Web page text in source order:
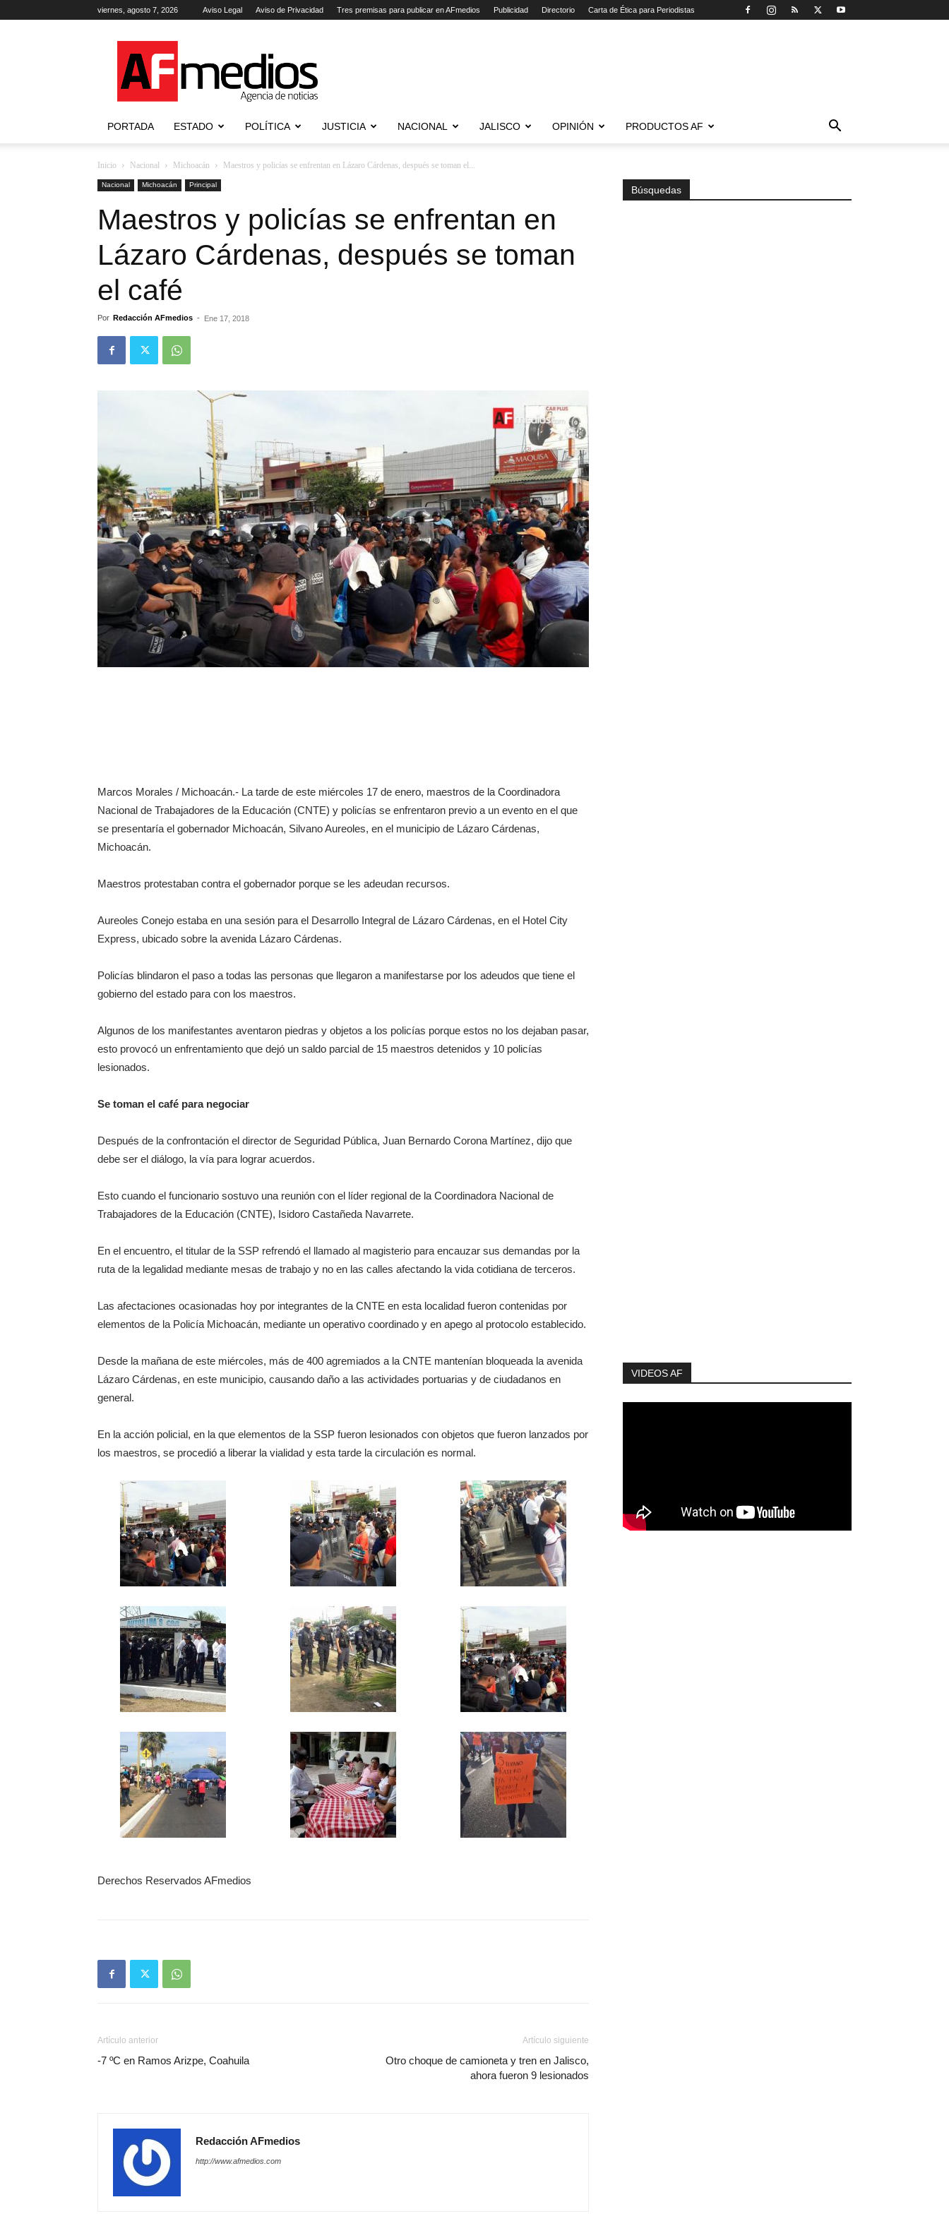
viernes, agosto 7, 2026 Aviso Legal Aviso de Privacidad Tres premisas para publicar en AFmedios Publicidad Directorio Carta de Ética para Periodistas
Agencia
de
Noticias
PORTADA ESTADO POLÍTICA JUSTICIA NACIONAL JALISCO OPINIÓN PRODUCTOS AF
Inicio Nacional Michoacán Maestros y policías se enfrentan en Lázaro Cárdenas, después se toman el...
Nacional Michoacán Principal
Maestros y policías se enfrentan en
Lázaro Cárdenas, después se toman
el café
Por Redacción AFmedios - Ene 17, 2018
Marcos Morales / Michoacán.- La tarde de este miércoles 17 de enero, maestros de la Coordinadora
Nacional de Trabajadores de la Educación (CNTE) y policías se enfrentaron previo a un evento en el que
se presentaría el gobernador Michoacán, Silvano Aureoles, en el municipio de Lázaro Cárdenas,
Michoacán.
Maestros protestaban contra el gobernador porque se les adeudan recursos.
Aureoles Conejo estaba en una sesión para el Desarrollo Integral de Lázaro Cárdenas, en el Hotel City
Express, ubicado sobre la avenida Lázaro Cárdenas.
Policías blindaron el paso a todas las personas que llegaron a manifestarse por los adeudos que tiene el
gobierno del estado para con los maestros.
Algunos de los manifestantes aventaron piedras y objetos a los policías porque estos no los dejaban pasar,
esto provocó un enfrentamiento que dejó un saldo parcial de 15 maestros detenidos y 10 policías
lesionados.
Se toman el café para negociar
Después de la confrontación el director de Seguridad Pública, Juan Bernardo Corona Martínez, dijo que
debe ser el diálogo, la vía para lograr acuerdos.
Esto cuando el funcionario sostuvo una reunión con el líder regional de la Coordinadora Nacional de
Trabajadores de la Educación (CNTE), Isidoro Castañeda Navarrete.
En el encuentro, el titular de la SSP refrendó el llamado al magisterio para encauzar sus demandas por la
ruta de la legalidad mediante mesas de trabajo y no en las calles afectando la vida cotidiana de terceros.
Las afectaciones ocasionadas hoy por integrantes de la CNTE en esta localidad fueron contenidas por
elementos de la Policía Michoacán, mediante un operativo coordinado y en apego al protocolo establecido.
Desde la mañana de este miércoles, más de 400 agremiados a la CNTE mantenían bloqueada la avenida
Lázaro Cárdenas, en este municipio, causando daño a las actividades portuarias y de ciudadanos en
general.
En la acción policial, en la que elementos de la SSP fueron lesionados con objetos que fueron lanzados por
los maestros, se procedió a liberar la vialidad y esta tarde la circulación es normal.
Derechos Reservados AFmedios
Artículo anterior
-7 ºC en Ramos Arizpe, Coahuila
Artículo siguiente
Otro choque de camioneta y tren en Jalisco,
ahora fueron 9 lesionados
Redacción AFmedios
http://www.afmedios.com
Búsquedas
VIDEOS AF